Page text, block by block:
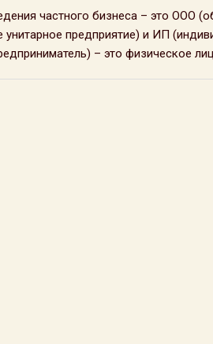
частного бизнеса – это ООО
предприятие) и ИП
– это физическое